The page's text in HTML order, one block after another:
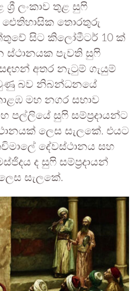
ලංකාව තුළ සුෆි
ඓතිහාසික තොරතුරු
සිට කිලෝමීටර් 10 ක්
පැවති සුෆි
අතර නැටුම් ගැයුම්
බව නිබන්ධනයේ
මහ නගර සභාව
සුෆි සම්ප්‍රදායන්ට
ලෙස සැලකේ. එයට
දේවස්ථානය සහ
ද සුෆි සම්ප්‍රදායන්
සැලකේ.